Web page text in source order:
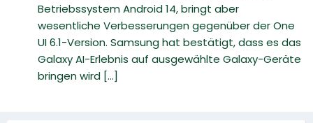
Betriebssystem Android 14, bringt aber
wesentliche Verbesserungen gegenüber der One
UI 6.1-Version. Samsung hat bestätigt, dass es das
Galaxy AI-Erlebnis auf ausgewählte Galaxy-Geräte
bringen wird [...]